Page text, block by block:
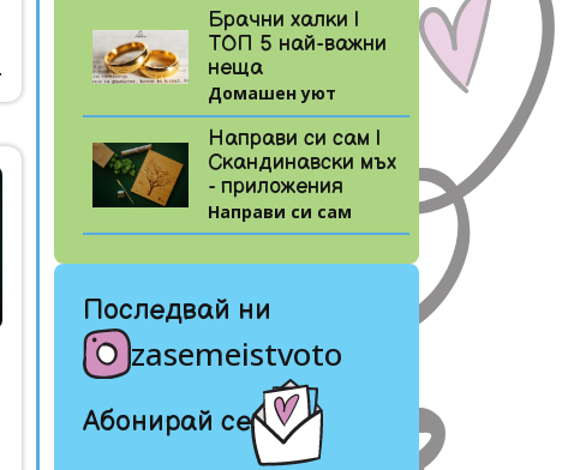
Брачни халки |
ТОП 5 най-важни
неща
Домашен уют
Направи си сам |
Скандинавски мъх
- приложения
Направи си сам
Последвай ни
zasemeistvoto
Абонирай се